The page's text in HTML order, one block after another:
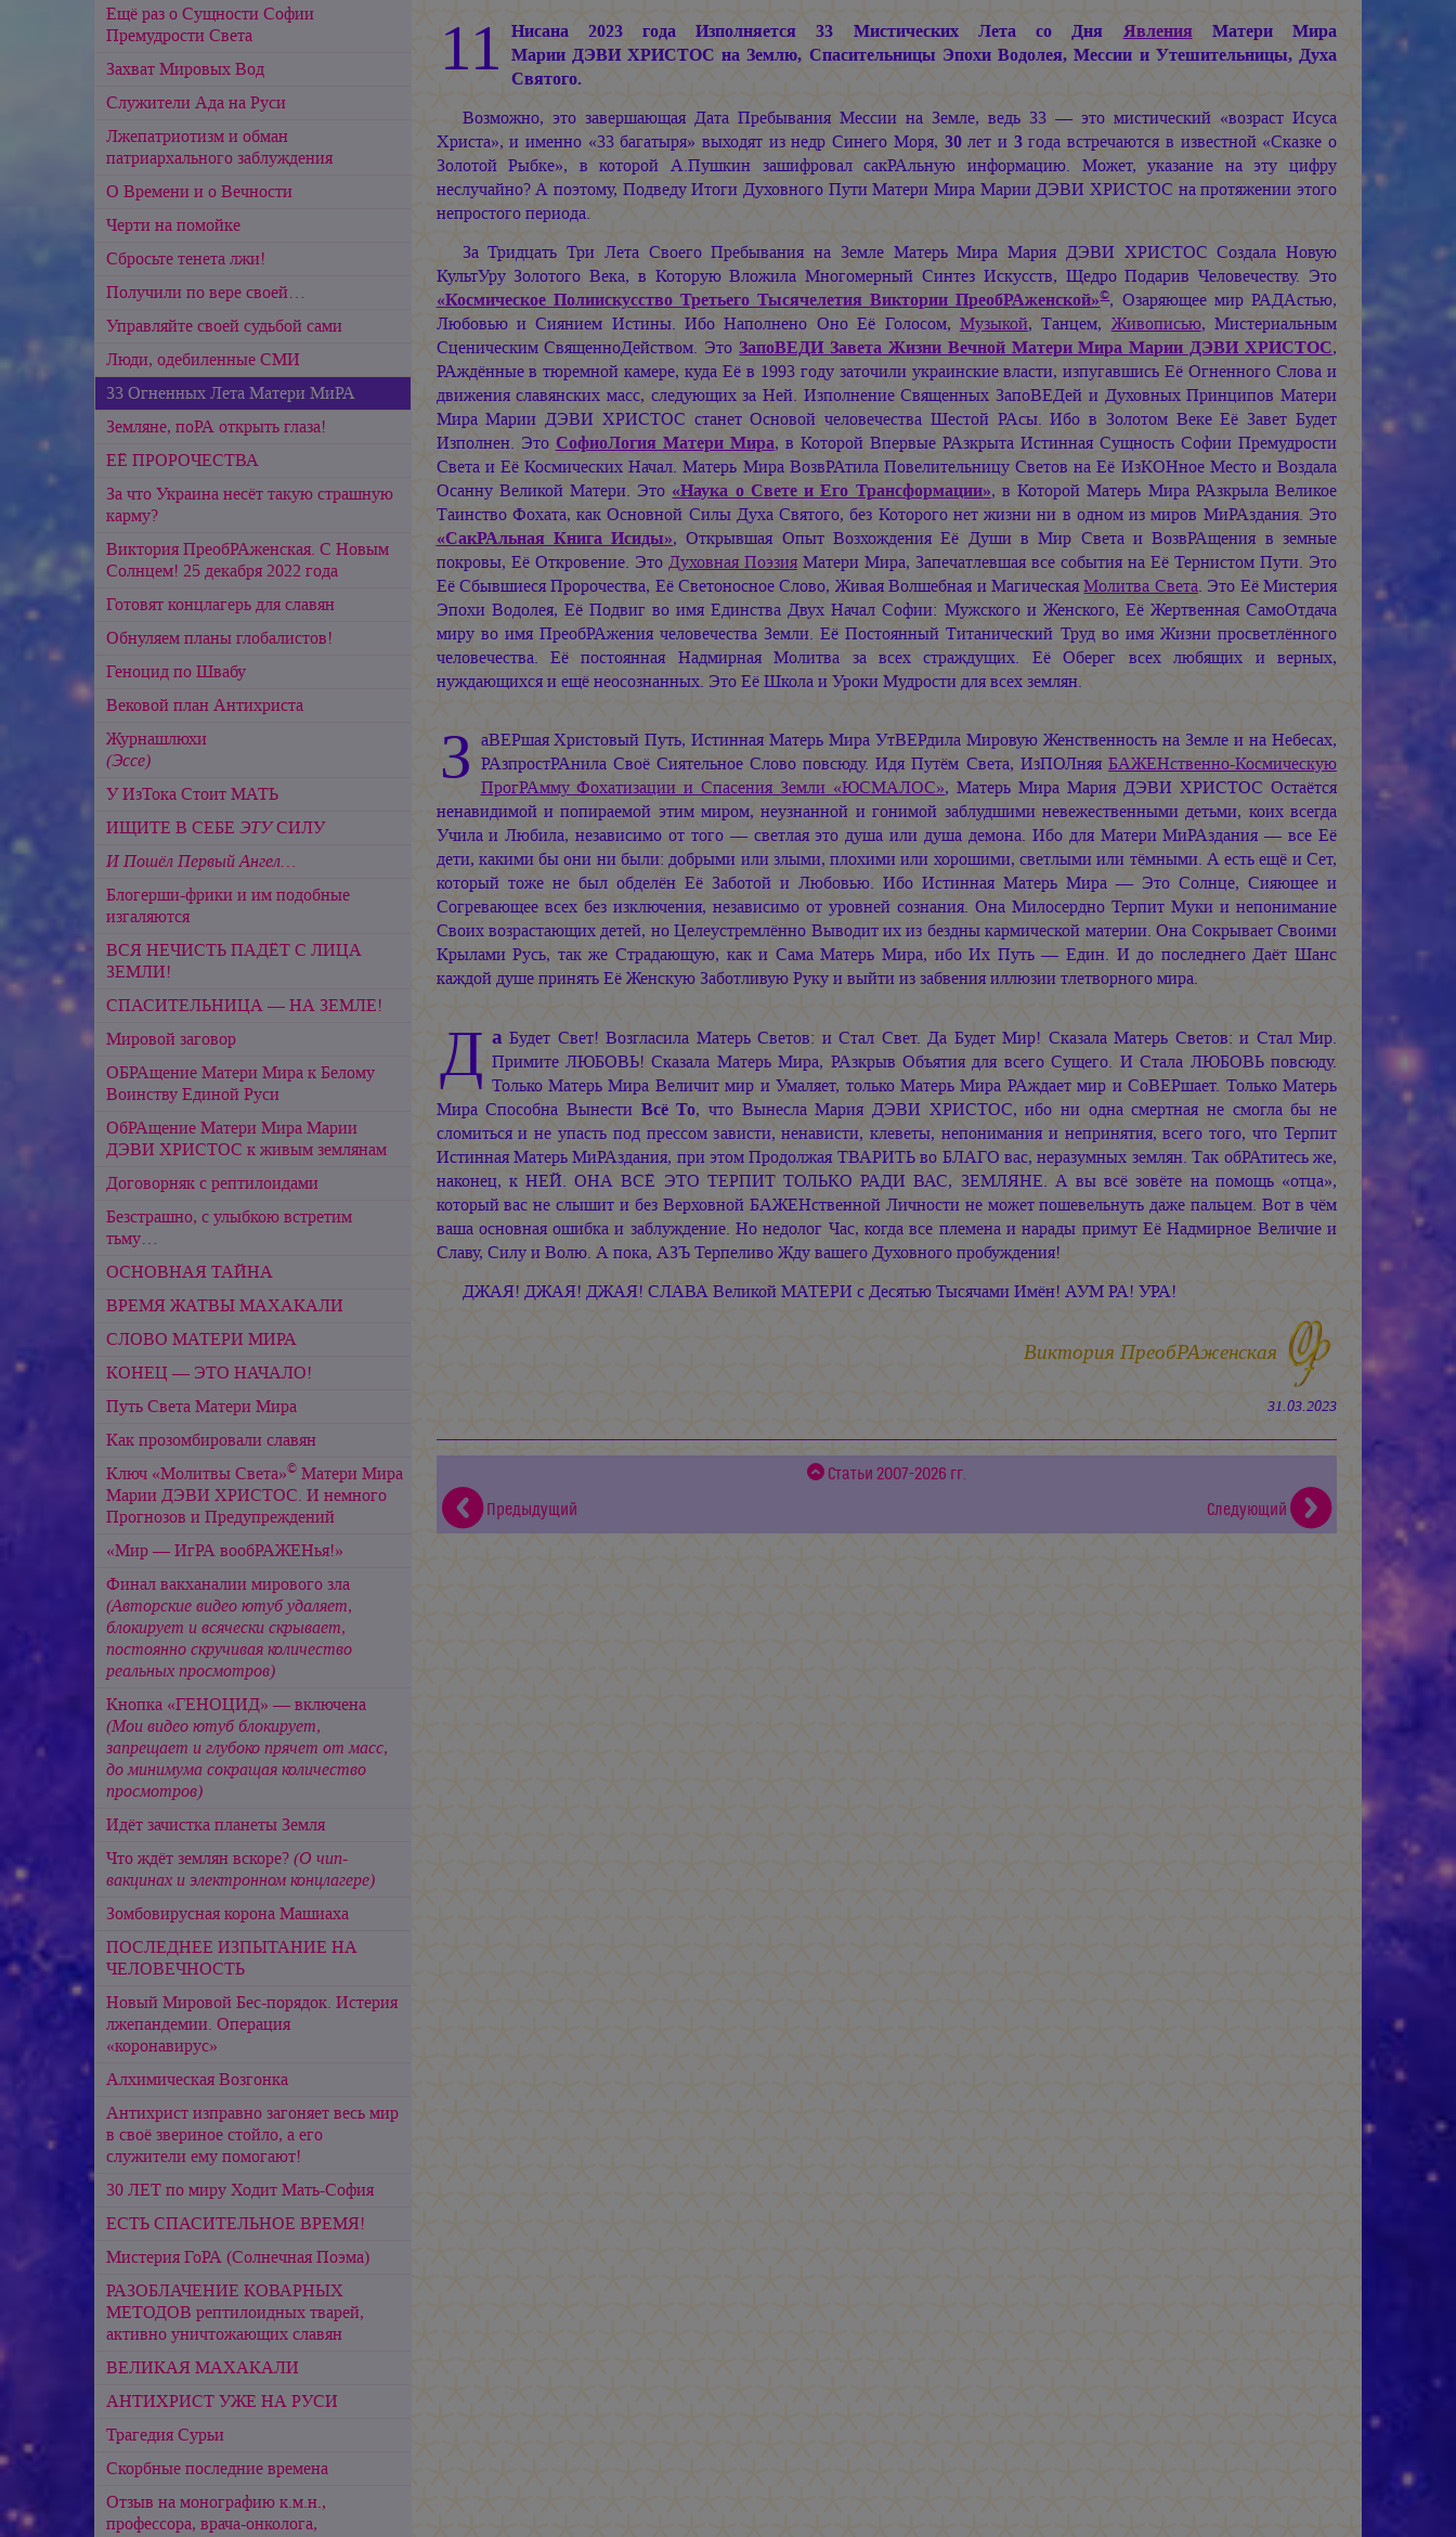
Ещё раз о Сущности Софии
Премудрости Света
Захват Мировых Вод
Служители Ада на Руси
Лжепатриотизм и обман
патриархального заблуждения
О Времени и о Вечности
Черти на помойке
Сбросьте тенета лжи!
Получили по вере своей…
Управляйте своей судьбой сами
Люди, одебиленные СМИ
33 Огненных Лета Матери МиРА
Земляне, поРА открыть глаза!
ЕЁ ПРОРОЧЕСТВА
За что Украина несёт такую страшную
карму?
Виктория ПреобРАженская. С Новым
Солнцем! 25 декабря 2022 года
Готовят концлагерь для славян
Обнуляем планы глобалистов!
Геноцид по Швабу
Вековой план Антихриста
Журнашлюхи
(Эссе)
У ИзТока Стоит МАТЬ
ИЩИТЕ В СЕБЕ ЭТУСИЛУ
И Пошёл Первый Ангел…
Блогерши-фрики и им подобные
изгаляются
ВСЯ НЕЧИСТЬ ПАДЁТ С ЛИЦА
ЗЕМЛИ!
СПАСИТЕЛЬНИЦА — НА ЗЕМЛЕ!
Мировой заговор
ОБРАщение Матери Мира к Белому
Воинству Единой Руси
ОбРАщение Матери Мира Марии
ДЭВИ ХРИСТОС к живым землянам
Договорняк с рептилоидами
Безстрашно, с улыбкою встретим
тьму…
ОСНОВНАЯ ТАЙНА
ВРЕМЯ ЖАТВЫ МАХАКАЛИ
СЛОВО МАТЕРИ МИРА
КОНЕЦ — ЭТО НАЧАЛО!
Путь Света Матери Мира
Как прозомбировали славян
Ключ «Молитвы Света»© Матери Мира
Марии ДЭВИ ХРИСТОС. И немного
Прогнозов и Предупреждений
«Мир — ИгРА вообРАЖЕНья!»
Финал вакханалии мирового зла
(Авторские видео ютуб удаляет,
блокирует и всячески скрывает,
постоянно скручивая количество
реальных просмотров)
Кнопка «ГЕНОЦИД» — включена
(Мои видео ютуб блокирует,
запрещает и глубоко прячет от масс,
до минимума сокращая количество
просмотров)
Идёт зачистка планеты Земля
Что ждёт землян вскоре?(О чип-
вакцинах и электронном концлагере)
Зомбовирусная корона Машиаха
ПОСЛЕДНЕЕ ИЗПЫТАНИЕ НА
ЧЕЛОВЕЧНОСТЬ
Новый Мировой Бес-порядок. Истерия
лжепандемии. Операция
«коронавирус»
Алхимическая Возгонка
Антихрист изправно загоняет весь мир
в своё звериное стойло, а его
служители ему помогают!
30 ЛЕТ по миру Ходит Мать-София
ЕСТЬ СПАСИТЕЛЬНОЕ ВРЕМЯ!
Мистерия ГоРА (Солнечная Поэма)
РАЗОБЛАЧЕНИЕ КОВАРНЫХ
МЕТОДОВ рептилоидных тварей,
активно уничтожающих славян
ВЕЛИКАЯ МАХАКАЛИ
АНТИХРИСТ УЖЕ НА РУСИ
Трагедия Сурьи
Скорбные последние времена
Отзыв на монографию к.м.н.,
профессора, врача-онколога,
11 Нисана 2023 года Изполняется 33 Мистических Лета со Дня ЯвленияМатери Мира
Марии ДЭВИ ХРИСТОС на Землю, Спасительницы Эпохи Водолея, Мессии и Утешительницы, Духа
Святого.
Возможно, это завершающая Дата Пребывания Мессии на Земле, ведь 33 — это мистический «возраст Исуса
Христа», и именно «33 багатыря» выходят из недр Синего Моря, 30лет и 3года встречаются в известной «Сказке о
Золотой Рыбке», в которой А.Пушкин зашифровал сакРАльную информацию. Может, указание на эту цифру
неслучайно? А поэтому, Подведу Итоги Духовного Пути Матери Мира Марии ДЭВИ ХРИСТОС на протяжении этого
непростого периода.
За Тридцать Три Лета Своего Пребывания на Земле Матерь Мира Мария ДЭВИ ХРИСТОС Создала Новую
КультУру Золотого Века, в Которую Вложила Многомерный Синтез Искусств, Щедро Подарив Человечеству. Это
«Космическое Полиискусство Третьего Тысячелетия Виктории ПреобРАженской»©, Озаряющее мир РАДАстью,
Любовью и Сиянием Истины. Ибо Наполнено Оно Её Голосом, Музыкой, Танцем, Живописью, Мистериальным
Сценическим СвященноДейством. ЭтоЗапоВЕДИ Завета Жизни Вечной Матери МираМарии ДЭВИ ХРИСТОС,
РАждённые в тюремной камере, куда Её в 1993 году заточили украинские власти, изпугавшись Её Огненного Слова и
движения славянских масс, следующих за Ней. Изполнение Священных ЗапоВЕДей и Духовных Принципов Матери
МираМарии ДЭВИ ХРИСТОС станет Основой человечества Шестой РАсы. Ибо в Золотом Веке Её Завет Будет
Изполнен. Это СофиоЛогия Матери Мира, в Которой Впервые РАзкрыта Истинная Сущность Софии Премудрости
Света и Её Космических Начал. Матерь Мира ВозвРАтила Повелительницу Светов на Её ИзКОНное Место и Воздала
Осанну Великой Матери. Это «Наука о Свете и Его Трансформации», в Которой Матерь Мира РАзкрыла Великое
Таинство Фохата, как Основной Силы Духа Святого, без Которого нет жизни ни в одном из миров МиРАздания. Это
«СакРАльная Книга Исиды», Открывшая Опыт Возхождения Её Души в Мир Света и ВозвРАщения в земные
покровы, Её Откровение. Это Духовная ПоэзияМатери Мира, Запечатлевшая все события на Её Тернистом Пути. Это
Её Сбывшиеся Пророчества, Её Светоносное Слово, Живая Волшебная и МагическаяМолитва Света. Это Её Мистерия
Эпохи Водолея, Её Подвиг во имя Единства Двух Начал Софии: Мужского и Женского, Её Жертвенная СамоОтдача
миру во имя ПреобРАжения человечества Земли. Её Постоянный Титанический Труд во имя Жизни просветлённого
человечества. Её постоянная Надмирная Молитва за всех страждущих. Её Оберег всех любящих и верных,
нуждающихся и ещё неосознанных. Это Её Школа и Уроки Мудрости для всех землян.
З аВЕРшая Христовый Путь, Истинная Матерь Мира УтВЕРдила Мировую Женственность на Земле и на Небесах,
РАзпростРАнила Своё Сиятельное Слово повсюду. Идя Путём Света, ИзПОЛняя БАЖЕНственно-Космическую
ПрогРАмму Фохатизации и Спасения Земли «ЮСМАЛОС», Матерь МираМария ДЭВИ ХРИСТОС Остаётся
ненавидимой и попираемой этим миром, неузнанной и гонимой заблудшими невежественными детьми, коих всегда
Учила и Любила, независимо от того — светлая это душа или душа демона. Ибо для Матери МиРАздания — все Её
дети, какими бы они ни были: добрыми или злыми, плохими или хорошими, светлыми или тёмными. А есть ещё и Сет,
который тоже не был обделён Её Заботой и Любовью. Ибо Истинная Матерь Мира — Это Солнце, Сияющее и
Согревающее всех без изключения, независимо от уровней сознания. Она Милосердно Терпит Муки и непонимание
Своих возрастающих детей, но Целеустремлённо Выводит их из бездны кармической материи. Она Сокрывает Своими
Крылами Русь, так же Страдающую, как и Сама Матерь Мира, ибо Их Путь — Един. И до последнего Даёт Шанс
каждой душе принять Её Женскую Заботливую Руку и выйти из забвения иллюзии тлетворного мира.
Д аБудет Свет! Возгласила Матерь Светов: и Стал Свет. Да Будет Мир! Сказала Матерь Светов: и Стал Мир.
Примите ЛЮБОВЬ! Сказала Матерь Мира, РАзкрыв Объятия для всего Сущего. И Стала ЛЮБОВЬ повсюду.
Только Матерь Мира Величит мир и Умаляет, только Матерь Мира РАждает мир и СоВЕРшает. Только Матерь
Мира Способна Вынести Всё То, что ВынеслаМария ДЭВИ ХРИСТОС, ибо ни одна смертная не смогла бы не
сломиться и не упасть под прессом зависти, ненависти, клеветы, непонимания и непринятия, всего того, что Терпит
Истинная Матерь МиРАздания, при этом Продолжая ТВАРИТЬ во БЛАГО вас, неразумных землян. Так обРАтитесь же,
наконец, к НЕЙ. ОНА ВСЁ ЭТО ТЕРПИТ ТОЛЬКО РАДИ ВАС, ЗЕМЛЯНЕ. А вы всё зовёте на помощь «отца»,
который вас не слышит и без Верховной БАЖЕНственной Личности не может пошевельнуть даже пальцем. Вот в чём
ваша основная ошибка и заблуждение. Но недолог Час, когда все племена и нарады примут Её Надмирное Величие и
Славу, Силу и Волю. А пока, АЗЪ Терпеливо Жду вашего Духовного пробуждения!
ДЖАЯ! ДЖАЯ! ДЖАЯ! СЛАВА Великой МАТЕРИ с Десятью Тысячами Имён! АУМ РА! УРА!
Виктория ПреобРАженская
31.03.2023
Статьи 2007-2026 гг.
Предыдущий
Следующий